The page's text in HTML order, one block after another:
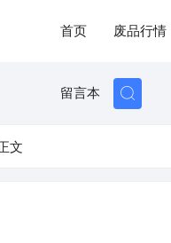
首页 废品行情
留言本
文